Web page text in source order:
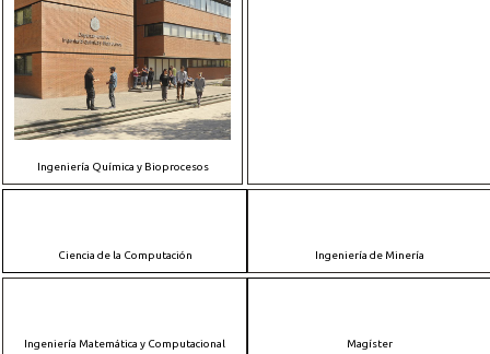
Ingeniería Química y Bioprocesos
Ciencia de la Computación Ingeniería de Minería
Ingeniería Matemática y Computacional Magíster